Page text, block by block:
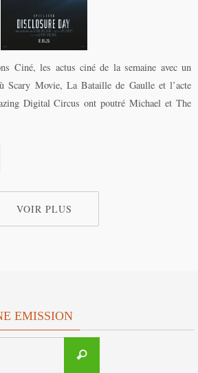
Ciné, les actus ciné de la semaine avec un
Scary Movie, La Bataille de Gaulle et l’acte
Digital Circus ont poutré Michael et The
VOIR PLUS
EMISSION
Recherche